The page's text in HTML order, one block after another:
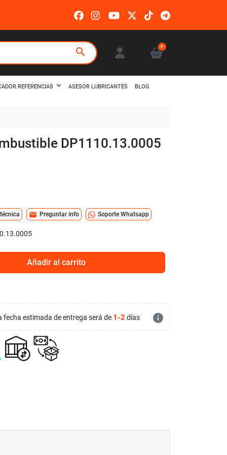
search 0
REFERENCIAS ASESOR LUBRICANTES BLOG
DP1110.13.0005
mail Preguntar info Soporte Whatsapp
Añadir al carrito
fecha estimada de entrega será de 1-2 días info